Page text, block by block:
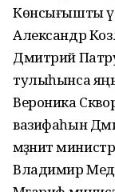
Көнсығышты
Александр
Дмитрий
тулыһынса
Вероника
вазифаһын
мәҙәниәт
Владимир